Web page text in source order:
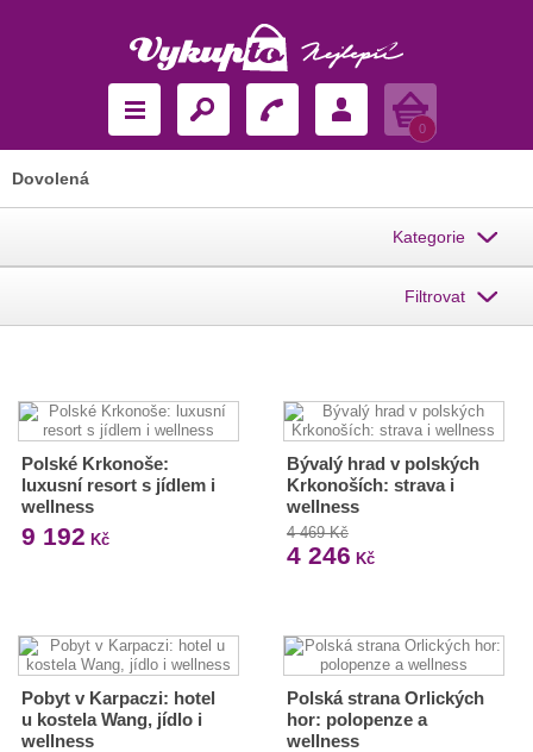
Košík
0
Dovolená
Kategorie
Filtrovat
Polské Krkonoše:
luxusní resort s jídlem i
wellness
9 192 Kč
Bývalý hrad v polských
Krkonoších: strava i
wellness
4 469 Kč
4 246 Kč
Pobyt v Karpaczi: hotel
u kostela Wang, jídlo i
wellness
Polská strana Orlických
hor: polopenze a
wellness